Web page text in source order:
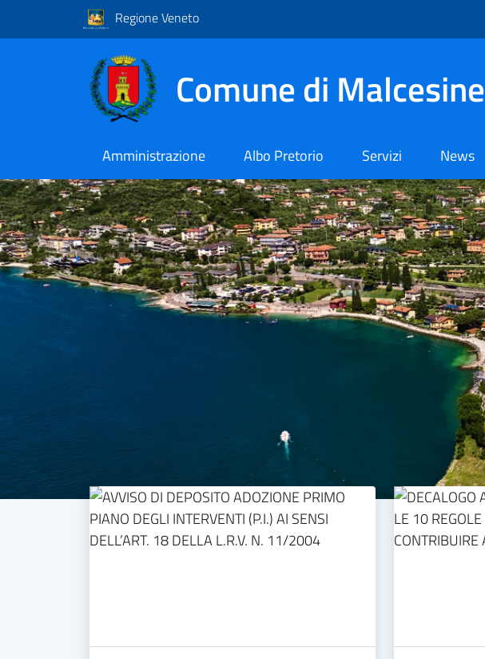
Regione Veneto
Comune di Malcesine
Amministrazione Albo Pretorio Servizi News